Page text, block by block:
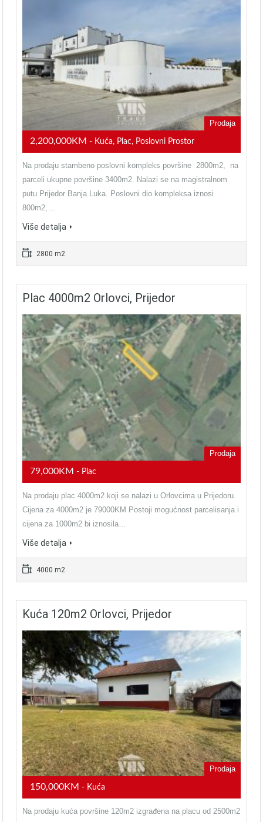
Prodaja
2,200,000KM - Kuća, Plac, Poslovni Prostor
Na prodaju stambeno poslovni kompleks površine 2800m2, na
parceli ukupne površine 3400m2. Nalazi se na magistralnom
putu Prijedor Banja Luka. Poslovni dio kompleksa iznosi
800m2,…
Više detalja
2800 m2
Plac 4000m2 Orlovci, Prijedor
Prodaja
79,000KM - Plac
Na prodaju plac 4000m2 koji se nalazi u Orlovcima u Prijedoru.
Cijena za 4000m2 je 79000KM Postoji mogućnost parcelisanja i
cijena za 1000m2 bi iznosila…
Više detalja
4000 m2
Kuća 120m2 Orlovci, Prijedor
Prodaja
150,000KM - Kuća
Na prodaju kuća površine 120m2 izgrađena na placu od 2500m2